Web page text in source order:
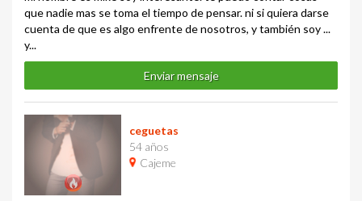
que nadie mas se toma el tiempo de pensar. ni si quiera darse
cuenta de que es algo enfrente de nosotros, y también soy ...
y...
Enviar mensaje
ceguetas
54 años
Cajeme